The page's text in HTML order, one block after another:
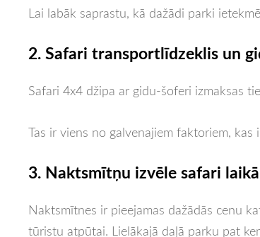
Lai labāk saprastu, kā dažādi parki
2. Safari transportlīdzeklis un
Safari 4x4 džipa ar gidu-šoferi izmaksas
Tas ir viens no galvenajiem faktoriem,
3. Naktsmītņu izvēle safari laikā
Naktsmītnes ir pieejamas dažādās cenu
tūristu atpūtai. Lielākajā daļā parku pat